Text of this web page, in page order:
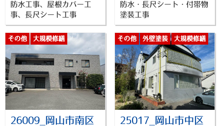
マンション
防水工事、屋根カバー工
事、長尺シート工事
工事
防水・長尺シート・付帯物
塗装工事
26009_岡山市南区
その他 大規模修繕
25017_岡山市中区
その他 外壁塗装
大規模修繕
防水工事